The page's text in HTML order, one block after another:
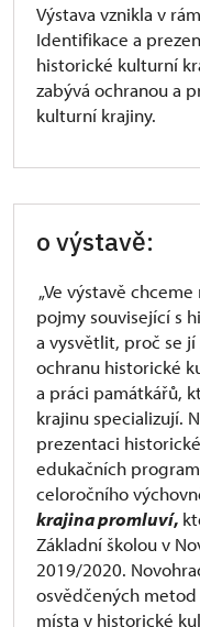
Výstava vznikla v
Identifikace a
historické kulturní
zabývá ochranou a
kulturní krajiny.
o výstavě:
„Ve výstavě
pojmy související s
a vysvětlit, proč se jí
ochranu historické
a práci památkářů,
krajinu specializují.
prezentaci
edukačních
celoročního
krajina promluví,
Základní školou v
2019/2020.
osvědčených
místa v historické